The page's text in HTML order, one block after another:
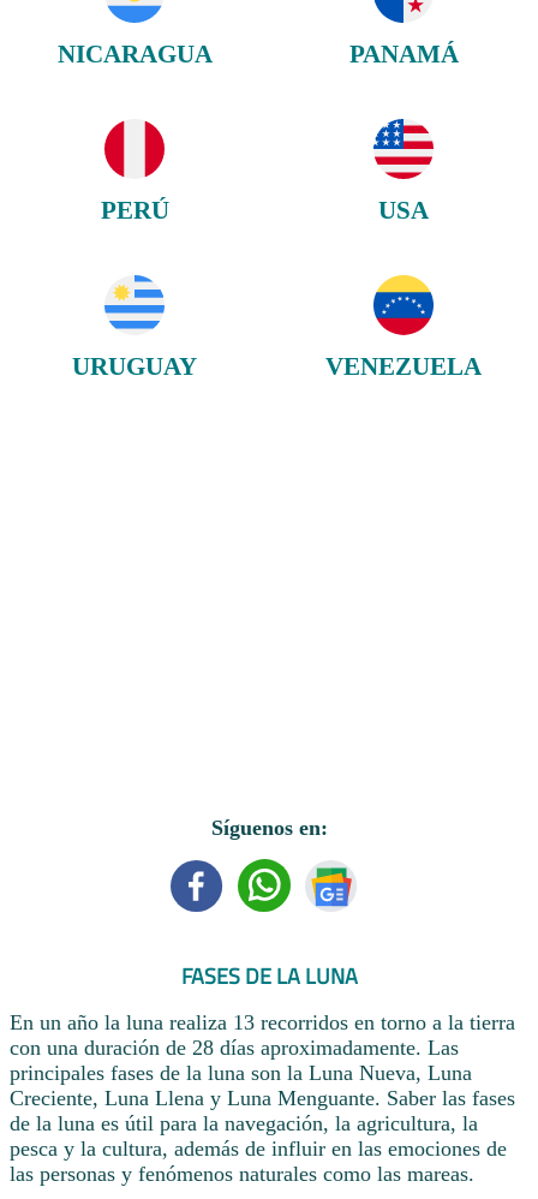
NICARAGUA PANAMÁ
PERÚ USA
URUGUAY VENEZUELA
Síguenos en:
FASES DE LA LUNA
En un año la luna realiza 13 recorridos en torno a la tierra
con una duración de 28 días aproximadamente. Las
principales fases de la luna son la Luna Nueva, Luna
Creciente, Luna Llena y Luna Menguante. Saber las fases
de la luna es útil para la navegación, la agricultura, la
pesca y la cultura, además de influir en las emociones de
las personas y fenómenos naturales como las mareas.